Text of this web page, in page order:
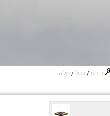
בינוני /גדול / מלא